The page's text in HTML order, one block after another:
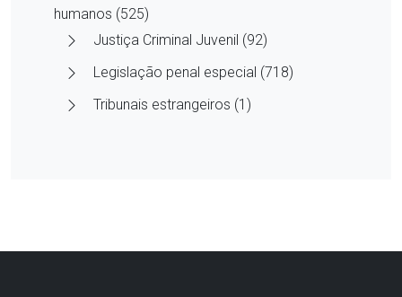
humanos (525)
Justiça Criminal Juvenil (92)
Legislação penal especial (718)
Tribunais estrangeiros (1)